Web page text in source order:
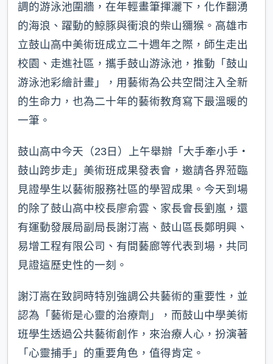
調的游泳池圍牆，在年輕畫筆揮灑下，化作翻湧
的海浪、躍動的鯨豚與衝浪的柴山獼猴。高雄市
立鼓山高中美術班成立二十週年之際，師生走出
校園、走進社區，攜手鼓山游泳池，推動「鼓山
游泳池彩繪計畫」，用藝術為公共空間注入全新
的生命力，也為二十年的藝術教育寫下最溫暖的
一筆。
鼓山高中今天（23日）上午舉辦「大手牽小手・
鼓山跨步走」美術班成果發表會，邀請各界蒞臨
見證學生以藝術服務社區的學習成果。今天到場
的除了鼓山高中校長廖俞雲、家長會長劉嵐，還
有運動發展局副局長謝汀嵩、鼓山區長鄭明興、
易增工程有限公司、有間藝廊等代表到場，共同
見證這歷史性的一刻。
謝汀嵩在致詞時特別強調公共藝術的重要性，並
認為「藝術是心靈的治療劑」，而鼓山中學美術
班學生透過公共藝術創作，來治療人心，扮演著
「心靈捕手」的重要角色，值得肯定。